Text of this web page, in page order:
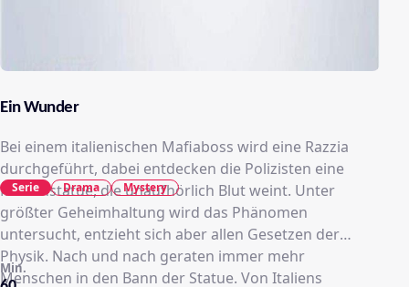
Ein Wunder
Bei einem italienischen Mafiaboss wird eine Razzia
durchgeführt, dabei entdecken die Polizisten eine
Marienstatue, die unaufhörlich Blut weint. Unter
größter Geheimhaltung wird das Phänomen
untersucht, entzieht sich aber allen Gesetzen der
Physik. Nach und nach geraten immer mehr
Menschen in den Bann der Statue. Von Italiens
Min.
Serie Drama Mystery